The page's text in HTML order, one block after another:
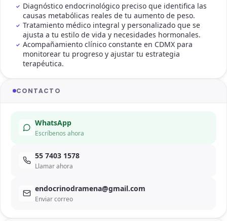
Diagnóstico endocrinológico preciso que identifica las
causas metabólicas reales de tu aumento de peso.
Tratamiento médico integral y personalizado que se
ajusta a tu estilo de vida y necesidades hormonales.
Acompañamiento clínico constante en CDMX para
monitorear tu progreso y ajustar tu estrategia
terapéutica.
CONTACTO
WhatsApp
Escríbenos ahora
55 7403 1578
Llamar ahora
endocrinodramena@gmail.com
Enviar correo